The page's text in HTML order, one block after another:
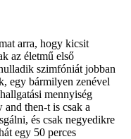
arra, hogy kicsit
az életmű első
szimfóniát jobban
egy bármilyen zenével
mennyiség
and then-t is csak a
és csak negyedikre
egy 50 perces